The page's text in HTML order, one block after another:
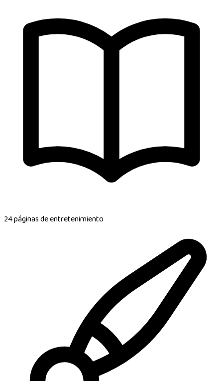
24 páginas de entretenimiento